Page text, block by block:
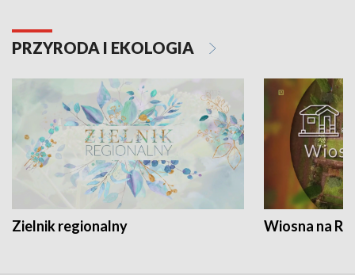
PRZYRODA I EKOLOGIA
Zielnik regionalny Wiosna na